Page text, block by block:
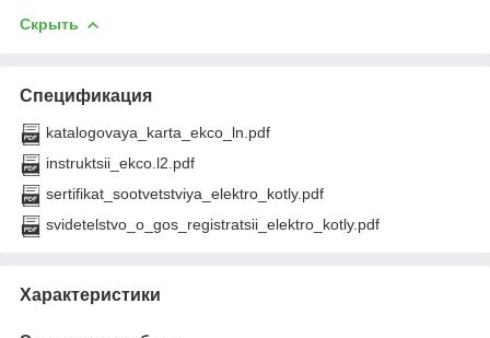
Скрыть
Спецификация
katalogovaya_karta_ekco_ln.pdf
instruktsii_ekco.l2.pdf
sertifikat_sootvetstviya_elektro_kotly.pdf
svidetelstvo_o_gos_registratsii_elektro_kotly.pdf
Характеристики